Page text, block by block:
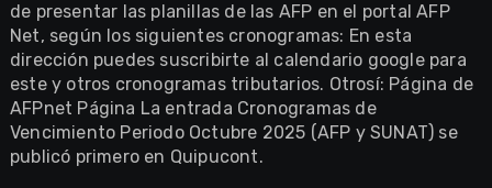
de presentar las planillas de las AFP en el portal AFP
Net, según los siguientes cronogramas: En esta
dirección puedes suscribirte al calendario google para
este y otros cronogramas tributarios. Otrosí: Página de
AFPnet Página La entrada Cronogramas de
Vencimiento Periodo Octubre 2025 (AFP y SUNAT) se
publicó primero en Quipucont.